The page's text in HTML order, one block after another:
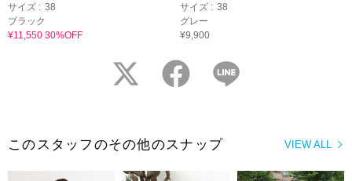
サイズ : 38
ブラック
¥11,550 30%OFF
サイズ : 38
グレー
¥9,900
twitter facebook
VIEW ALL
このスタッフのその他のスナップ